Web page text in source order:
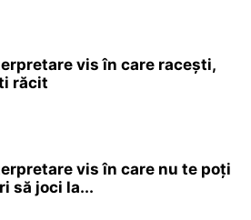
vis în care racești,
răcit
vis în care nu te poți
să joci la...